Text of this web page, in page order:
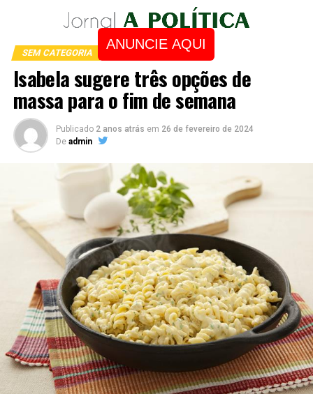
ANUNCIE AQUI
SEM CATEGORIA
Isabela sugere três opções de
massa para o fim de semana
Publicado 2 anos atrás em 26 de fevereiro de 2024
De admin